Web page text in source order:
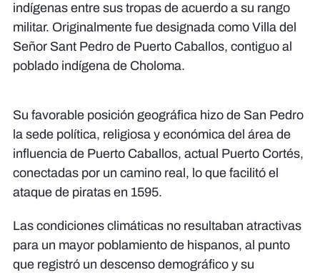
indígenas entre sus tropas de acuerdo a su rango
militar. Originalmente fue designada como Villa del
Señor Sant Pedro de Puerto Caballos, contiguo al
poblado indígena de Choloma.
Su favorable posición geográfica hizo de San Pedro
la sede política, religiosa y económica del área de
influencia de Puerto Caballos, actual Puerto Cortés,
conectadas por un camino real, lo que facilitó el
ataque de piratas en 1595.
Las condiciones climáticas no resultaban atractivas
para un mayor poblamiento de hispanos, al punto
que registró un descenso demográfico y su